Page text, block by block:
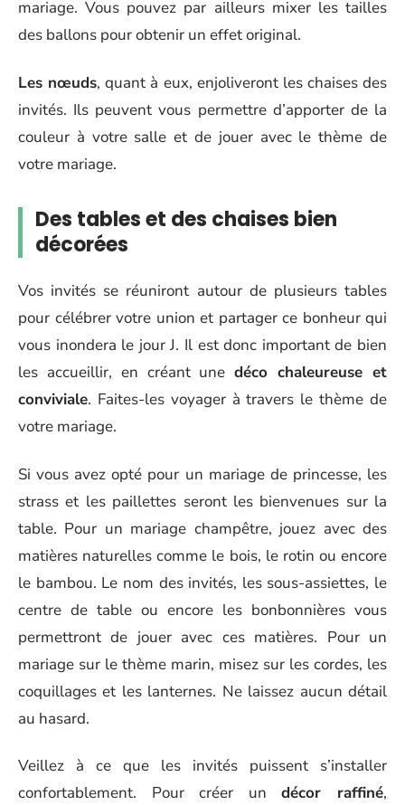
mariage. Vous pouvez par ailleurs mixer les tailles
des ballons pour obtenir un effet original.
Les nœuds, quant à eux, enjoliveront les chaises des
invités. Ils peuvent vous permettre d’apporter de la
couleur à votre salle et de jouer avec le thème de
votre mariage.
Des tables et des chaises bien
décorées
Vos invités se réuniront autour de plusieurs tables
pour célébrer votre union et partager ce bonheur qui
vous inondera le jour J. Il est donc important de bien
les accueillir, en créant unedéco chaleureuse et
conviviale. Faites-les voyager à travers le thème de
votre mariage.
Si vous avez opté pour un mariage de princesse, les
strass et les paillettes seront les bienvenues sur la
table. Pour un mariage champêtre, jouez avec des
matières naturelles comme le bois, le rotin ou encore
le bambou. Le nom des invités, les sous-assiettes, le
centre de table ou encore les bonbonnières vous
permettront de jouer avec ces matières. Pour un
mariage sur le thème marin, misez sur les cordes, les
coquillages et les lanternes. Ne laissez aucun détail
au hasard.
Veillez à ce que les invités puissent s’installer
confortablement. Pour créer undécor raffiné,